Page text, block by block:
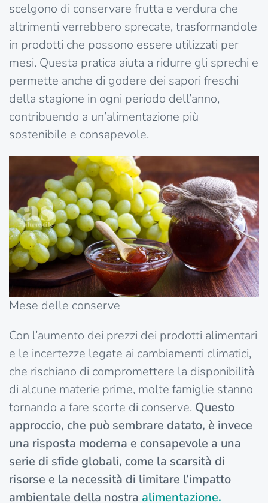
scelgono di conservare frutta e verdura che
altrimenti verrebbero sprecate, trasformandole
in prodotti che possono essere utilizzati per
mesi. Questa pratica aiuta a ridurre gli sprechi e
permette anche di godere dei sapori freschi
della stagione in ogni periodo dell’anno,
contribuendo a un’alimentazione più
sostenibile e consapevole.
Mese delle conserve
Con l’aumento dei prezzi dei prodotti alimentari
e le incertezze legate ai cambiamenti climatici,
che rischiano di compromettere la disponibilità
di alcune materie prime, molte famiglie stanno
tornando a fare scorte di conserve. Questo
approccio, che può sembrare datato, è invece
una risposta moderna e consapevole a una
serie di sfide globali, come la scarsità di
risorse e la necessità di limitare l’impatto
ambientale della nostra alimentazione.